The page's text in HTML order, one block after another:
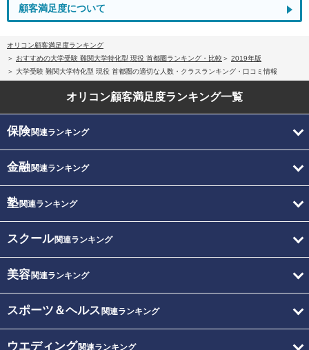
顧客満足度について
オリコン顧客満足度ランキング
おすすめの大学受験 難関大学特化型 現役 首都圏ランキング・比較
2019年版
大学受験 難関大学特化型 現役 首都圏の適切な人数・クラスランキング・口コミ情報
オリコン顧客満足度ランキング一覧
保険関連ランキング
金融関連ランキング
塾関連ランキング
スクール関連ランキング
美容関連ランキング
スポーツ＆ヘルス 関連ランキング
ウエディング関連ランキング